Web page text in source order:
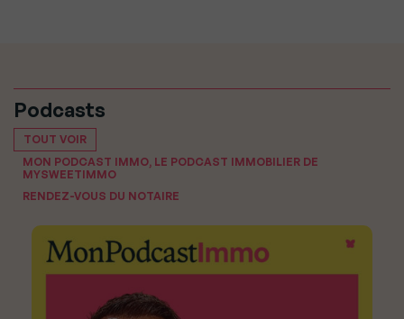
Podcasts
TOUT VOIR
MON PODCAST IMMO, LE PODCAST IMMOBILIER DE
MYSWEETIMMO
RENDEZ-VOUS DU NOTAIRE